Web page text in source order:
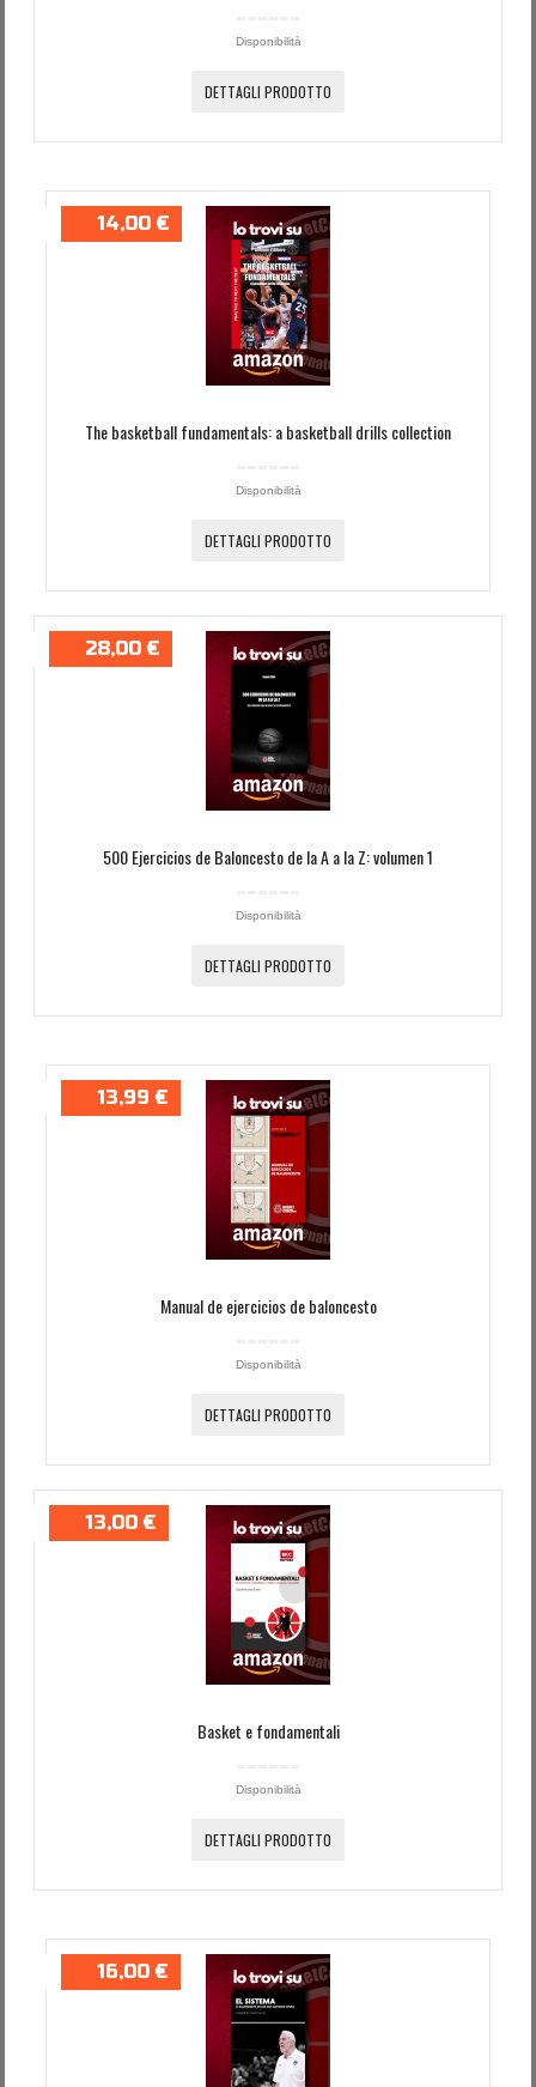
Disponibilità
DETTAGLI PRODOTTO
14,00 €
The basketball fundamentals: a basketball drills collection
Disponibilità
DETTAGLI PRODOTTO
28,00 €
500 Ejercicios de Baloncesto de la A a la Z: volumen 1
Disponibilità
DETTAGLI PRODOTTO
13,99 €
Manual de ejercicios de baloncesto
Disponibilità
DETTAGLI PRODOTTO
13,00 €
Basket e fondamentali
Disponibilità
DETTAGLI PRODOTTO
16,00 €